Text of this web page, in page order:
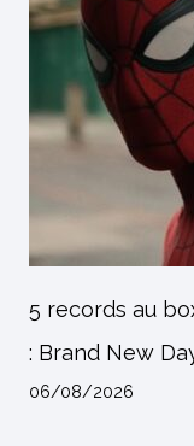
5 records au
: Brand New
06/08/2026